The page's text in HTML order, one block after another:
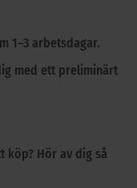
1–3 arbetsdagar.
med ett preliminärt
Hör av dig så